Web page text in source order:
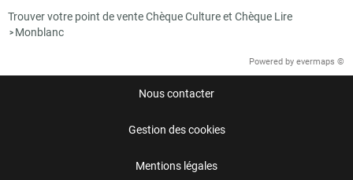
Trouver votre point de vente Chèque Culture et Chèque Lire
> Monblanc
Powered by evermaps ©
Nous contacter
Gestion des cookies
Mentions légales